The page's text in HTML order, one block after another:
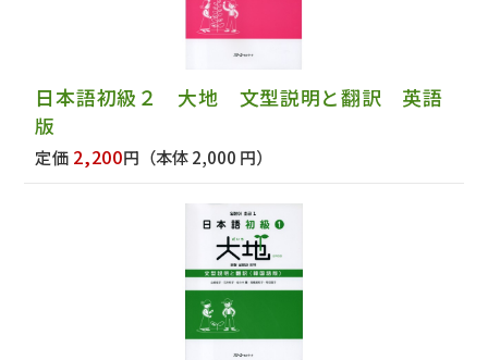
日本語初級２ 大地 文型説明と翻訳 英語
版
定価 2,200円 （本体 2,000 円）